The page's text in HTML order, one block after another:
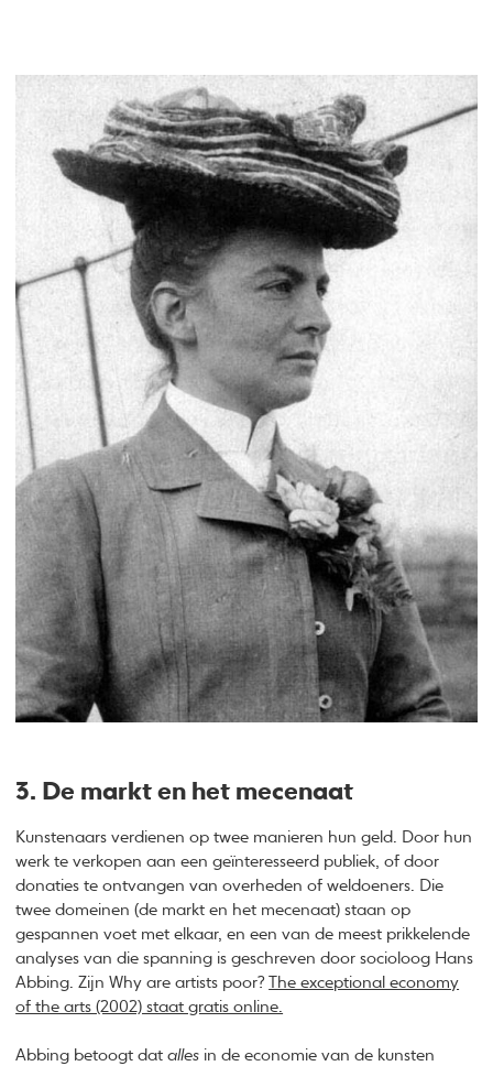
3. De markt en het mecenaat
Kunstenaars verdienen op twee manieren hun geld. Door hun
werk te verkopen aan een geïnteresseerd publiek, of door
donaties te ontvangen van overheden of weldoeners. Die
twee domeinen (de markt en het mecenaat) staan op
gespannen voet met elkaar, en een van de meest prikkelende
analyses van die spanning is geschreven door socioloog Hans
Abbing. Zijn Why are artists poor?
The exceptional economy
of the arts (2002) staat gratis online.
Abbing betoogt datalles in de economie van de kunsten